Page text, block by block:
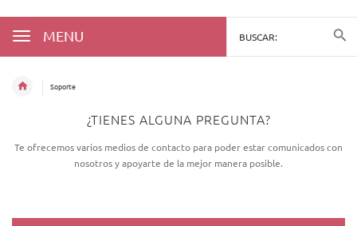
MENU
Soporte
¿TIENES ALGUNA PREGUNTA?
Te ofrecemos varios medios de contacto para poder estar comunicados con
nosotros y apoyarte de la mejor manera posible.